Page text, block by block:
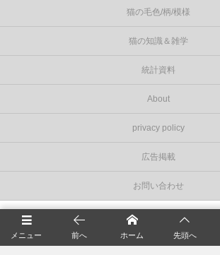
猫の毛色/柄/模様
猫の知識＆雑学
統計資料
About
privacy policy
広告掲載
お問い合わせ
Cat Press（キャットプレス）
メニュー 前へ ホーム 先頭へ